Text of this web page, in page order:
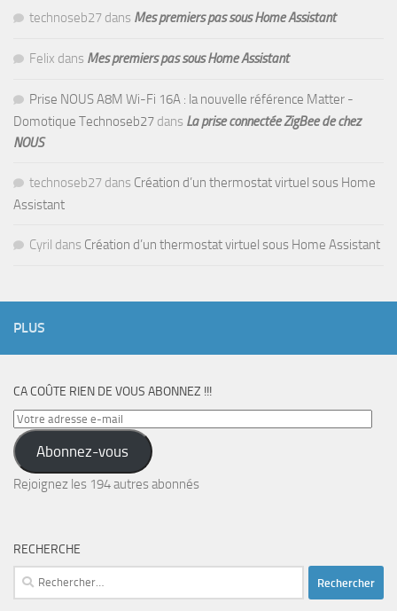
technoseb27 dans Mes premiers pas sous Home Assistant
Felix dans Mes premiers pas sous Home Assistant
Prise NOUS A8M Wi-Fi 16A : la nouvelle référence Matter -
Domotique Technoseb27 dans La prise connectée ZigBee de chez
NOUS
technoseb27 dans Création d’un thermostat virtuel sous Home
Assistant
Cyril dans Création d’un thermostat virtuel sous Home Assistant
PLUS
CA COÛTE RIEN DE VOUS ABONNEZ !!!
Votre
adresse
e-
mail
Abonnez-vous
Rejoignez les 194 autres abonnés
RECHERCHE
Rechercher :